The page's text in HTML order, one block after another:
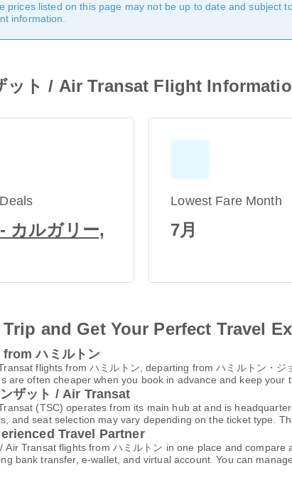
prices listed on this page may not be up to date and subject
information.
ット / Air Transat Flight
カルガリー,
Lowest Fare Month
7月
and Get Your Perfect Travel
ハミルトン
flights from ハミルトン, departing from ハミルトン・
are often cheaper when you book in advance and keep
ザット / Air Transat
(TSC) operates from its main hub at and is
and seat selection may vary depending on the ticket type.
Travel Partner
Air Transat flights from ハミルトン in one place and
bank transfer, e-wallet, and virtual account. You can